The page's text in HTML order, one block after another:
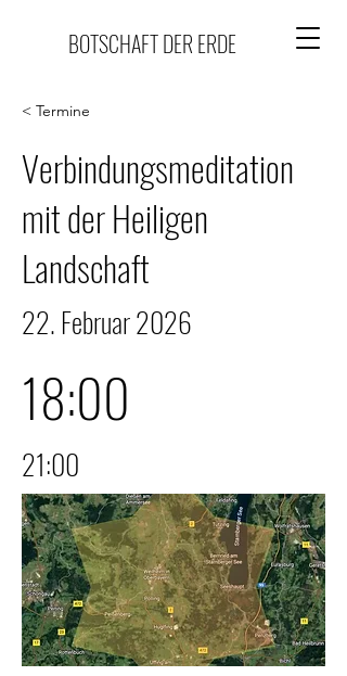
BOTSCHAFT DER ERDE
< Termine
Verbindungsmeditation
mit der Heiligen
Landschaft
22. Februar 2026
18:00
21:00